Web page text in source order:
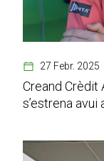
27 Febr. 2025
Creand Crèdit
s’estrena